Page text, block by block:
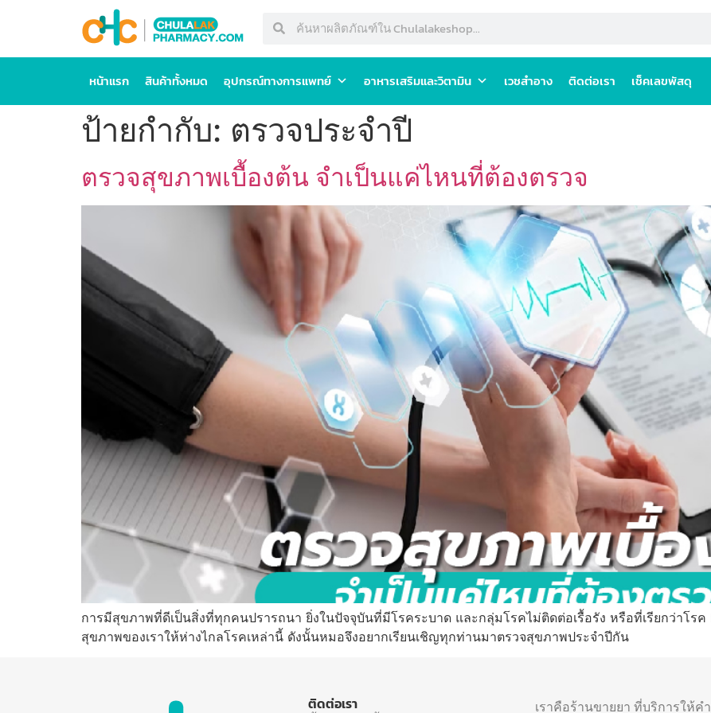
หน้าแรก สินค้าทั้งหมด อุปกรณ์ทางการแพทย์ อาหารเสริมและวิตามิน เวชสำอาง ติดต่อเรา เช็คเลขพัสดุ
ป้ายกำกับ: ตรวจประจำปี
ตรวจสุขภาพเบื้องต้น จำเป็นแค่ไหนที่ต้องตรวจ
การมีสุขภาพที่ดีเป็นสิ่งที่ทุกคนปรารถนา ยิ่งในปัจจุบันที่มีโรคระบาด และกลุ่มโรคไม่ติดต่อเรื้อรัง หรือที่เรียกว่าโรค
สุขภาพของเราให้ห่างไกลโรคเหล่านี้ ดังนั้นหมอจึงอยากเรียนเชิญทุกท่านมาตรวจสุขภาพประจำปีกัน
ติดต่อเรา เราคือร้านขายยา ที่บริการให้ค